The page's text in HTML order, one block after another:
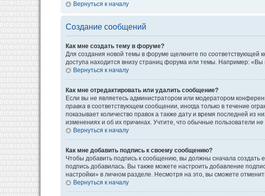
Вернуться к началу
Создание сообщений
Как мне создать тему в форуме?
Для создания новой темы в форуме щелкните по соответствующей
доступа находится внизу страниц форума или темы. Например:
Вернуться к началу
Как мне отредактировать или удалить сообщение?
Если вы не являетесь администратором или модератором
правка в соответствующем сообщении, иногда только в течение
показывает количество правок а также дату и время последней из
изменениях и об их причинах. Учтите, что обычные пользователи
Вернуться к началу
Как мне добавить подпись к своему сообщению?
Чтобы добавить подпись к сообщению, вы должны сначала создать
подпись добавилась. Вы также можете настроить добавление
настройки» в личном разделе. Несмотря на это, вы сможете
Вернуться к началу